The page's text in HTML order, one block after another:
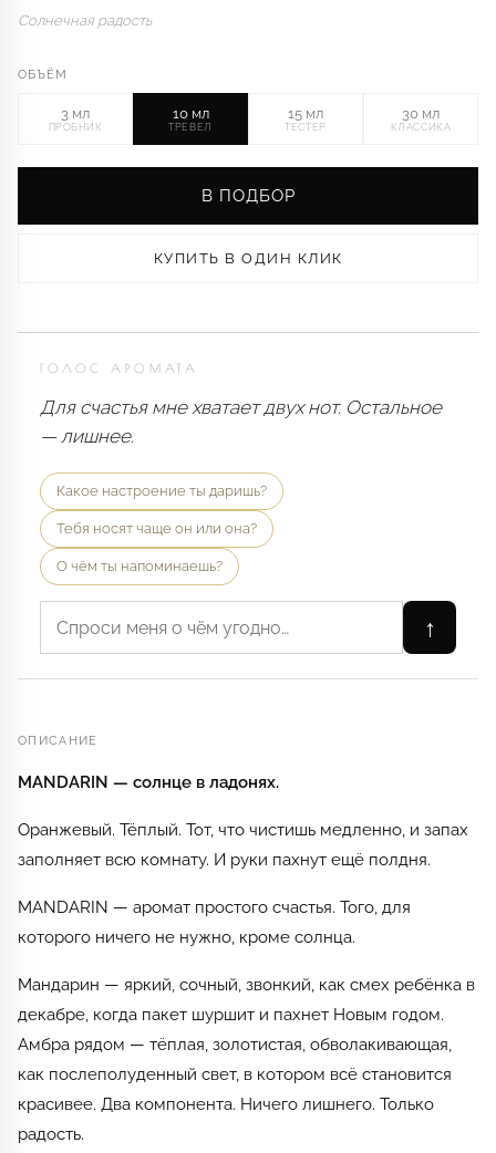
Солнечная радость
ОБЪЁМ
3 мл
ПРОБНИК
10 мл
ТРЕВЕЛ
15 мл
ТЕСТЕР
30 мл
КЛАССИКА
В ПОДБОР
КУПИТЬ В ОДИН КЛИК
ГОЛОС АРОМАТА
Для счастья мне хватает двух нот. Остальное
— лишнее.
Какое настроение ты даришь?
Тебя носят чаще он или она?
О чём ты напоминаешь?
↑
ОПИСАНИЕ
MANDARIN — солнце в ладонях.
Оранжевый. Тёплый. Тот, что чистишь медленно, и запах
заполняет всю комнату. И руки пахнут ещё полдня.
MANDARIN — аромат простого счастья. Того, для
которого ничего не нужно, кроме солнца.
Мандарин — яркий, сочный, звонкий, как смех ребёнка в
декабре, когда пакет шуршит и пахнет Новым годом.
Амбра рядом — тёплая, золотистая, обволакивающая,
как послеполуденный свет, в котором всё становится
красивее. Два компонента. Ничего лишнего. Только
радость.